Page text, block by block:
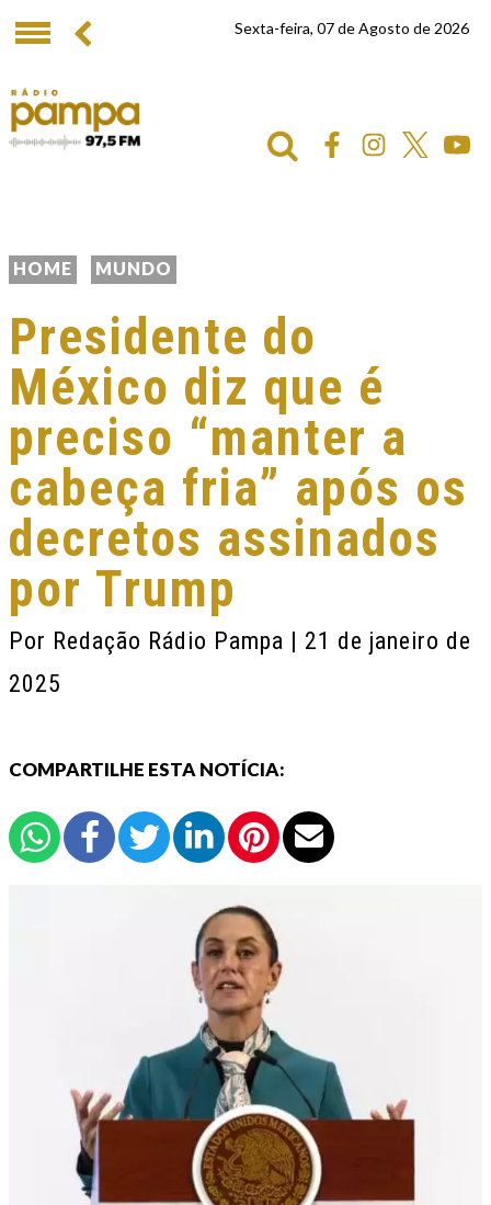
Sexta-feira, 07 de Agosto de 2026
HOME MUNDO
Presidente do
México diz que é
preciso “manter a
cabeça fria” após os
decretos assinados
por Trump
Por Redação Rádio Pampa | 21 de janeiro de
2025
COMPARTILHE ESTA NOTÍCIA: